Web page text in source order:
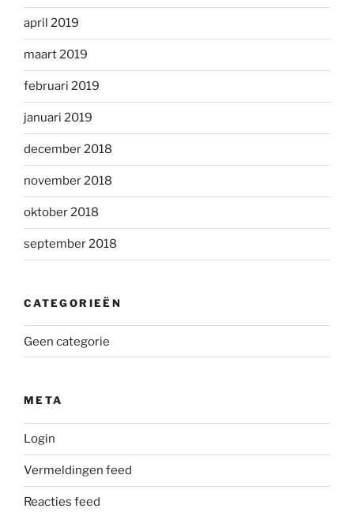
april 2019
maart 2019
februari 2019
januari 2019
december 2018
november 2018
oktober 2018
september 2018
CATEGORIEËN
Geen categorie
META
Login
Vermeldingen feed
Reacties feed